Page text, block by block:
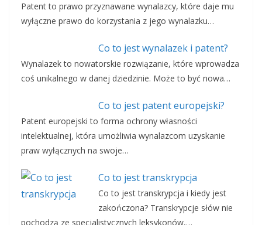
Patent to prawo przyznawane wynalazcy, które daje mu
wyłączne prawo do korzystania z jego wynalazku…
Co to jest wynalazek i patent?
Wynalazek to nowatorskie rozwiązanie, które wprowadza
coś unikalnego w danej dziedzinie. Może to być nowa…
Co to jest patent europejski?
Patent europejski to forma ochrony własności
intelektualnej, która umożliwia wynalazcom uzyskanie
praw wyłącznych na swoje…
Co to jest transkrypcja
Co to jest transkrypcja i kiedy jest
zakończona? Transkrypcje słów nie
pochodzą ze specjalistycznych leksykonów,…